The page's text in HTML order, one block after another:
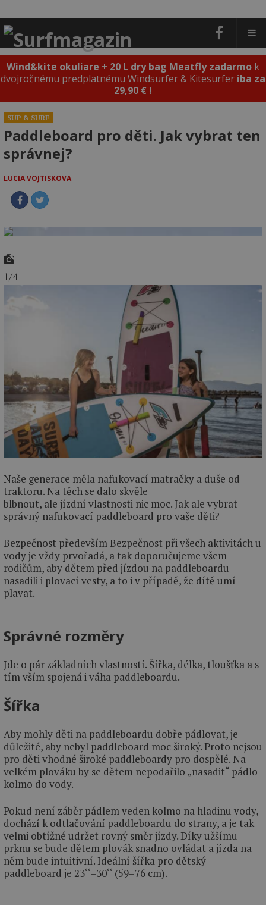
Wind&kite okuliare + 20 L dry bag Meatfly zadarmo k
dvojročnému predplatnému Windsurfer & Kitesurfer iba za
29,90 € !
SUP & SURF
Paddleboard pro děti. Jak vybrat ten
správnej?
LUCIA VOJTISKOVA
1/4
Naše generace měla nafukovací matračky a duše od
traktoru. Na těch se dalo skvěle
blbnout, ale jízdní vlastnosti nic moc. Jak ale vybrat
správný nafukovací paddleboard pro vaše děti?
Bezpečnost především Bezpečnost při všech aktivitách u
vody je vždy prvořadá, a tak doporučujeme všem
rodičům, aby dětem před jízdou na paddleboardu
nasadili i plovací vesty, a to i v případě, že dítě umí
plavat.
Správné rozměry
Jde o pár základních vlastností. Šířka, délka, tloušťka a s
tím vším spojená i váha paddleboardu.
Šířka
Aby mohly děti na paddleboardu dobře pádlovat, je
důležité, aby nebyl paddleboard moc široký. Proto nejsou
pro děti vhodné široké paddleboardy pro dospělé. Na
velkém plováku by se dětem nepodařilo „nasadit“ pádlo
kolmo do vody.
Pokud není záběr pádlem veden kolmo na hladinu vody,
dochází k odtlačování paddleboardu do strany, a je tak
velmi obtížné udržet rovný směr jízdy. Díky užšímu
prknu se bude dětem plovák snadno ovládat a jízda na
něm bude intuitivní. Ideální šířka pro dětský
paddleboard je 23‘‘–30‘‘ (59–76 cm).